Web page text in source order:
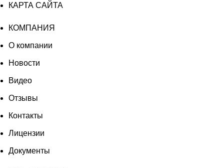
КАРТА САЙТА
КОМПАНИЯ
О компании
Новости
Видео
Отзывы
Контакты
Лицензии
Документы